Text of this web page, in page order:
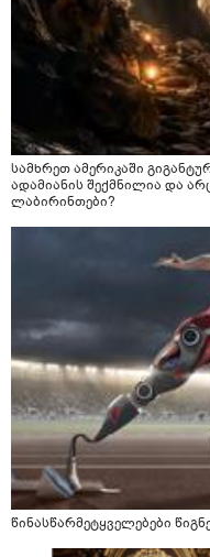
სამხრეთ ამერიკაში
ადამიანის შექმნილია და
ლაბირინთები?
წინასწარმეტყველებები